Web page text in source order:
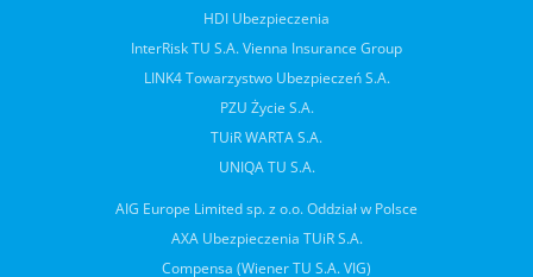
HDI Ubezpieczenia
InterRisk TU S.A. Vienna Insurance Group
LINK4 Towarzystwo Ubezpieczeń S.A.
PZU Życie S.A.
TUiR WARTA S.A.
UNIQA TU S.A.
AIG Europe Limited sp. z o.o. Oddział w Polsce
AXA Ubezpieczenia TUiR S.A.
Compensa (Wiener TU S.A. VIG)